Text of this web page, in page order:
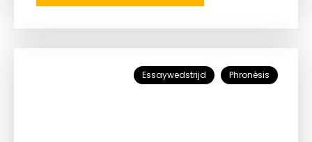
Essaywedstrijd Phronèsis